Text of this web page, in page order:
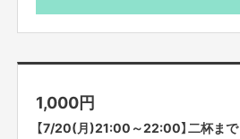
1,000円
【7/20(月)21:00～22:00】二杯まで